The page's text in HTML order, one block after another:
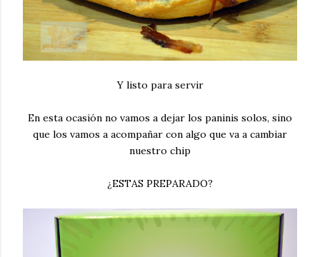
Y listo para servir
En esta ocasión no vamos a dejar los paninis solos, sino
que los vamos a acompañar con algo que va a cambiar
nuestro chip
¿ESTAS PREPARADO?